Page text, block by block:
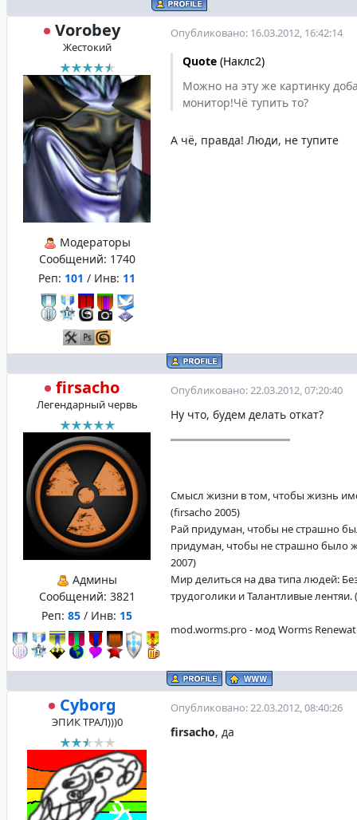
Vorobey
Жестокий
Модераторы
Сообщений: 1740
Реп: 101 / Инв: 11
Опубликовано: 16.03.2012, 16:42:14
Quote (Наклс2)
Можно на эту же картинку
монитор!Чё тупить то?
А чё, правда! Люди, не тупите
firsacho
Легендарный червь
Админы
Сообщений: 3821
Реп: 85 / Инв: 15
Опубликовано: 22.03.2012, 07:20:40
Ну что, будем делать откат?
Смысл жизни в том, чтобы жизнь
(firsacho 2005)
Рай придуман, чтобы не страшно
придуман, чтобы не страшно было
2007)
Мир делиться на два типа людей:
трудоголики и Талантливые лентяи.
mod.worms.pro - мод Worms
Cyborg
ЭПИК ТРАЛ)))0
Опубликовано: 22.03.2012, 08:40:26
firsacho, да